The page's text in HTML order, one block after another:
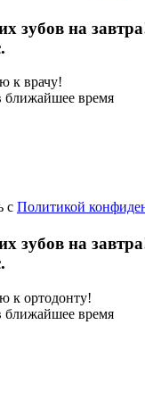
зубов на
к врачу!
ближайшее время
с Политикой
зубов на
к ортодонту!
ближайшее время